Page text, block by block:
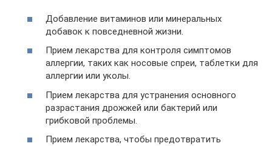
Добавление витаминов или минеральных
добавок к повседневной жизни.
Прием лекарства для контроля симптомов
аллергии, таких как носовые спреи, таблетки для
аллергии или уколы.
Прием лекарства для устранения основного
разрастания дрожжей или бактерий или
грибковой проблемы.
Прием лекарства, чтобы предотвратить